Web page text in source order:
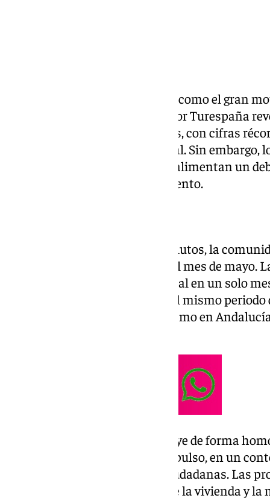
El turismo cierra mayo de 2026 como el gran
Los últimos datos publicados por Turespaña
el 13,7% del empleo total del país, con cifras
su peso en la economía nacional. Sin
celebran las administraciones alimentan un
social de ese modelo de crecimiento.
Andalucía es, en términos absolutos, la
turístico ha generado durante el mes de mayo.
cotizaciones a la Seguridad Social en un solo
crecimiento del 2,6% respecto al mismo
trabajadores vinculados al turismo en
Este crecimiento no se distribuye de forma
concentran buena parte del impulso, en un
sostenido de movilizaciones ciudadanas. Las
concretos: el encarecimiento de la vivienda y